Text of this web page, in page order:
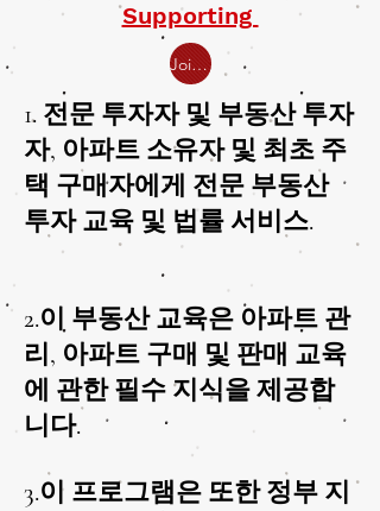
Supporting
Join Open Class for Investment Education Supporting
1. 전문 투자자 및 부동산 투자
자, 아파트 소유자 및 최초 주
택 구매자에게 전문 부동산
투자 교육 및 법률 서비스.
2.이 부동산 교육은 아파트 관
리, 아파트 구매 및 판매 교육
에 관한 필수 지식을 제공합
니다.
3.이 프로그램은 또한 정부 지